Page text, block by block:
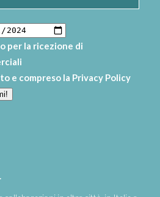
per la ricezione di
e compreso la Privacy Policy